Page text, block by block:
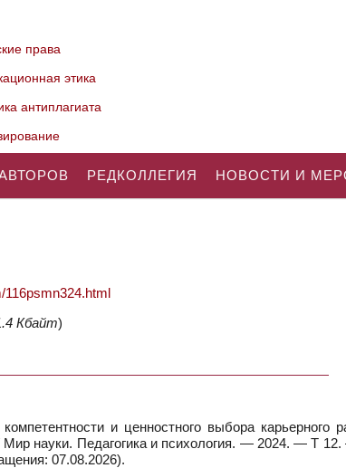
права
этика
антиплагиата
РЕДКОЛЛЕГИЯ НОВОСТИ И
116psmn324.html
Кбайт)
и ценностного выбора карьерного
науки. Педагогика и психология. — 2024. — Т
07.08.2026).